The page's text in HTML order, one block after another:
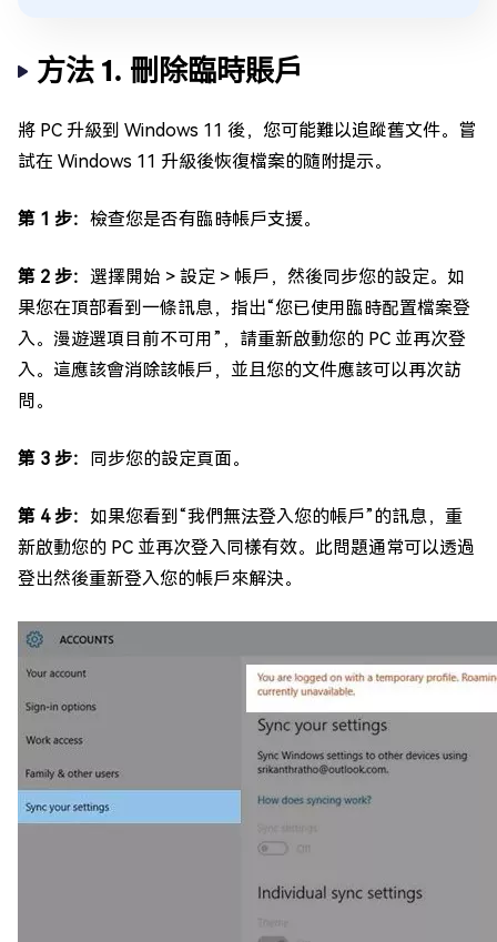
方法 1. 刪除臨時賬戶
將 PC 升級到 Windows 11 後，您可能難以追蹤舊文件。嘗
試在 Windows 11 升級後恢復檔案的隨附提示。
第 1 步： 檢查您是否有臨時帳戶支援。
第 2 步： 選擇開始 > 設定 > 帳戶，然後同步您的設定。如
果您在頂部看到一條訊息，指出“您已使用臨時配置檔案登
入。漫遊選項目前不可用”，請重新啟動您的 PC 並再次登
入。這應該會消除該帳戶，並且您的文件應該可以再次訪
問。
第 3 步： 同步您的設定頁面。
第 4 步： 如果您看到“我們無法登入您的帳戶”的訊息，重
新啟動您的 PC 並再次登入同樣有效。此問題通常可以透過
登出然後重新登入您的帳戶來解決。